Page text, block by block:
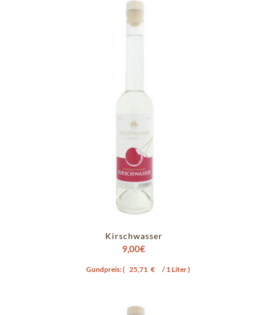
Kirschwasser
9,00€
Gundpreis: ( 25,71 € / 1 Liter )